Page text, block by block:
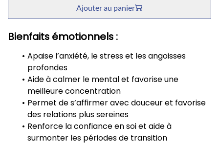
Ajouter au panier
Bienfaits émotionnels :
Apaise l’anxiété, le stress et les angoisses
profondes
Aide à calmer le mental et favorise une
meilleure concentration
Permet de s’affirmer avec douceur et favorise
des relations plus sereines
Renforce la confiance en soi et aide à
surmonter les périodes de transition